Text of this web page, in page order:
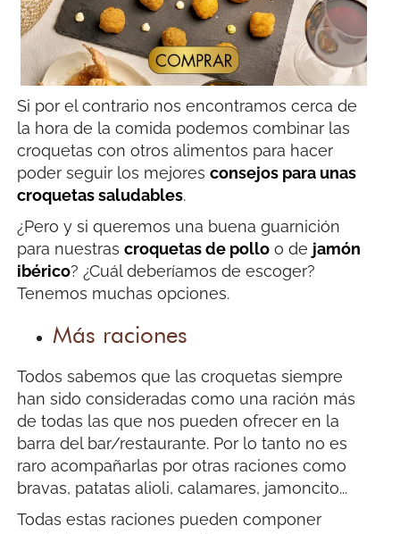
Si por el contrario nos encontramos cerca de
la hora de la comida podemos combinar las
croquetas con otros alimentos para hacer
poder seguir los mejoresconsejos para unas
croquetas saludables.
¿Pero y si queremos una buena guarnición
para nuestrascroquetas de pollo o de jamón
ibérico? ¿Cuál deberíamos de escoger?
Tenemos muchas opciones.
Más raciones
Todos sabemos que las croquetas siempre
han sido consideradas como una ración más
de todas las que nos pueden ofrecer en la
barra del bar/restaurante. Por lo tanto no es
raro acompañarlas por otras raciones como
bravas, patatas alioli, calamares, jamoncito...
Todas estas raciones pueden componer